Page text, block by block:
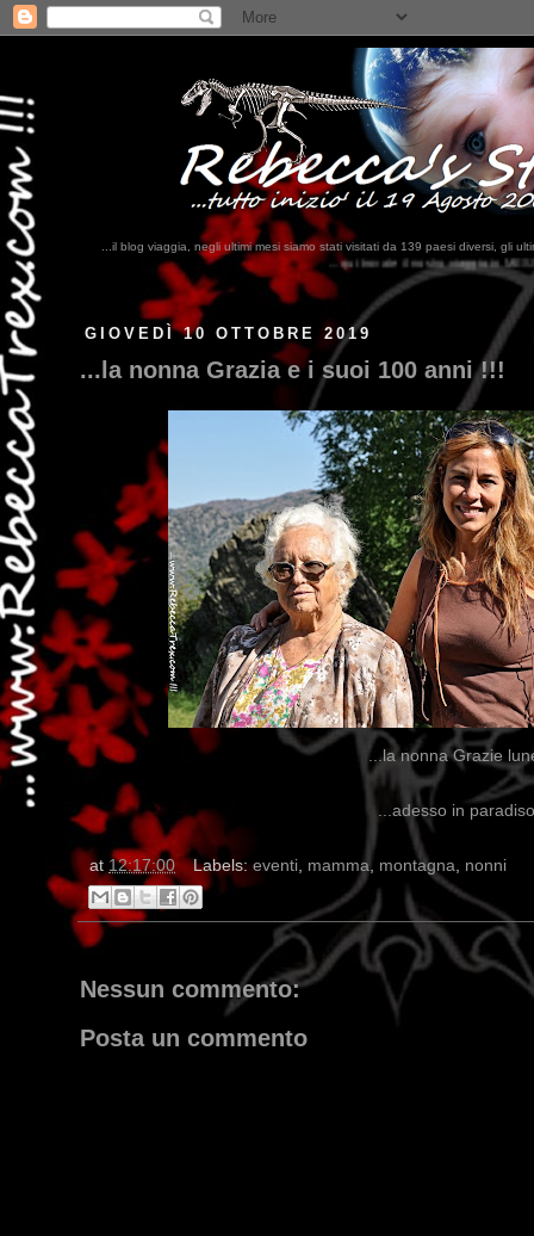
...il blog viaggia, negli ultimi mesi siamo stati visitati da 139 paesi diversi, gli
...qui trovate il nostro viaggio in MESSICO 2023... clikka qui !!!
GIOVEDÌ 10 OTTOBRE 2019
...la nonna Grazia e i suoi 100 anni !!!
...la nonna Grazie
...adesso in
at 12:17:00 Labels:eventi, mamma, montagna, nonni
Nessun commento:
Posta un commento